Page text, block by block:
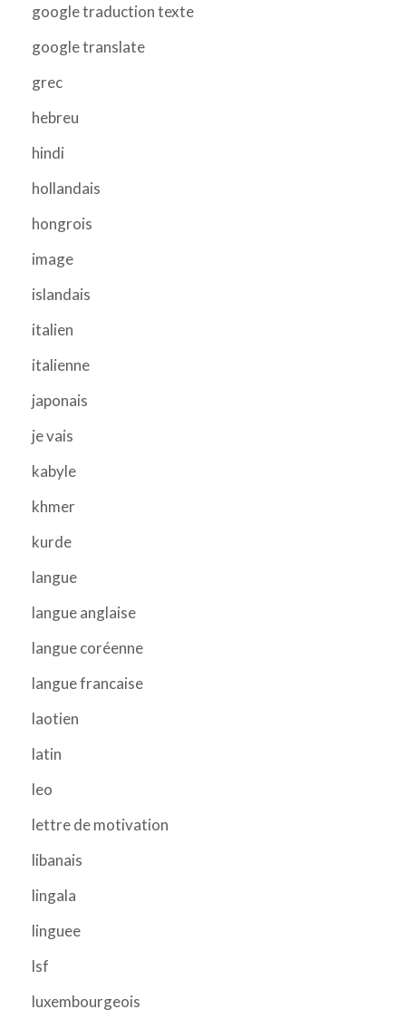
google traduction texte
google translate
grec
hebreu
hindi
hollandais
hongrois
image
islandais
italien
italienne
japonais
je vais
kabyle
khmer
kurde
langue
langue anglaise
langue coréenne
langue francaise
laotien
latin
leo
lettre de motivation
libanais
lingala
linguee
lsf
luxembourgeois